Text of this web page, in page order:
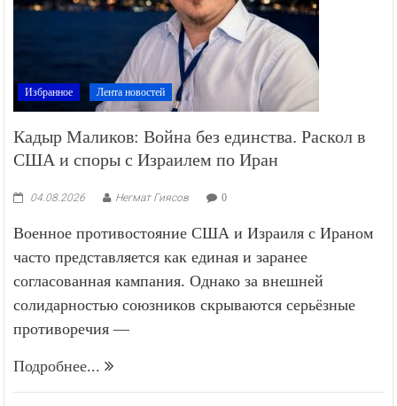
Избранное Лента новостей
Кадыр Маликов: Война без единства. Раскол в
США и споры с Израилем по Иран
04.08.2026 Негмат Гиясов 0
Военное противостояние США и Израиля с Ираном
часто представляется как единая и заранее
согласованная кампания. Однако за внешней
солидарностью союзников скрываются серьёзные
противоречия —
Подробнее...